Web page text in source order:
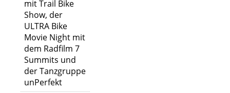
mit Trail Bike
Show, der
ULTRA Bike
Movie Night mit
dem Radfilm 7
Summits und
der Tanzgruppe
unPerfekt